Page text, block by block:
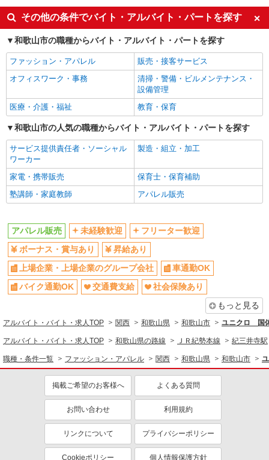
未経験歓迎
フリーター歓迎
ボーナス・賞与あり
昇給あり
上場企業・上場企業のグループ会
社
車通勤OK
バイク通勤OK
交通費支給
同じ職種から求人を探す
ファッション・アパレル
アパレル販売
同じ特徴から求人を探す
未経験歓迎
ボーナス・賞与あり
社
交通費支給 社会保険あり
その他の条件でバイト・アルバイト・パートを探す
和歌山市の職種からバイト・アルバイト・パートを探す
ファッション・アパレル
販売・接客サービス
オフィスワーク・事務
清掃・警備・ビルメンテナンス・
設備管理
医療・介護・福祉
教育・保育
和歌山市の人気の職種からバイト・アルバイト・パートを探す
サービス提供責任者・ソーシャル
ワーカー
製造・組立・加工
家電・携帯販売
保育士・保育補助
塾講師・家庭教師
アパレル販売
アパレル販売 未経験歓迎
フリーター歓迎
ボーナス・賞与あり
昇給あり
上場企業・上場企業のグループ会社
車通勤OK
バイク通勤OK
交通費支給
社会保険あり
もっと見る
アルバイト・バイト・求人TOP 関西 和歌山県 和歌山市 ユニクロ 国
アルバイト・バイト・求人TOP 和歌山県の路線 ＪＲ紀勢本線 紀三井寺駅
職種・条件一覧 ファッション・アパレル 関西 和歌山県 和歌山市
掲載ご希望のお客様へ よくある質問
お問い合わせ 利用規約
リンクについて プライバシーポリシー
Cookieポリシー 個人情報保護方針